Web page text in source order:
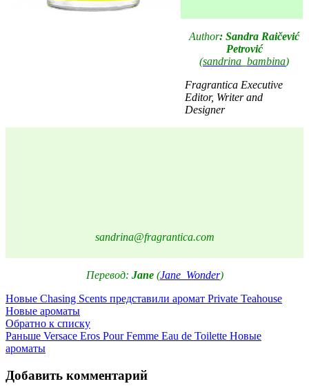
Author: Sandra Raičević
Petrović
(sandrina_bambina)
Fragrantica Executive
Editor, Writer and
Designer
sandrina@fragrantica.com
Перевод: Jane(Jane_Wonder)
Новые Chasing Scents представили аромат Private Teahouse
Новые ароматы
Обратно к списку
Раньше Versace Eros Pour Femme Eau de Toilette Новые
ароматы
Добавить комментарий